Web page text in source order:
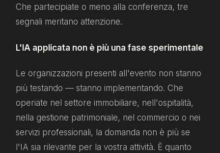
Che partecipiate o meno alla conferenza, tre
segnali meritano attenzione.
L'IA applicata non è più una fase sperimentale
Le organizzazioni presenti all'evento non stanno
più testando — stanno implementando. Che
operiate nel settore immobiliare, nell'ospitalità,
nella gestione patrimoniale, nel commercio o nei
servizi professionali, la domanda non è più se
l'IA sia rilevante per la vostra attività. È quanto